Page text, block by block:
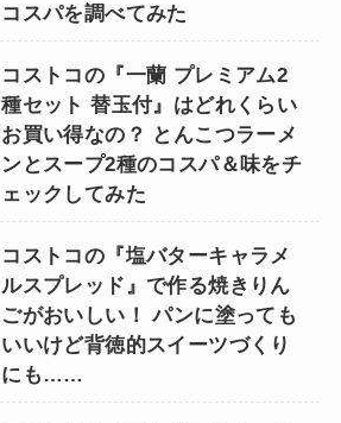
コスパを調べてみた
コストコの『一蘭 プレミアム2
種セット 替玉付』はどれくらい
お買い得なの？ とんこつラーメ
ンとスープ2種のコスパ＆味をチ
ェックしてみた
コストコの『塩バターキャラメ
ルスプレッド』で作る焼きりん
ごがおいしい！ パンに塗っても
いいけど背徳的スイーツづくり
にも……